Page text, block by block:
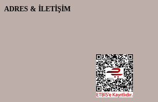
ADRES & İLETIŞIM